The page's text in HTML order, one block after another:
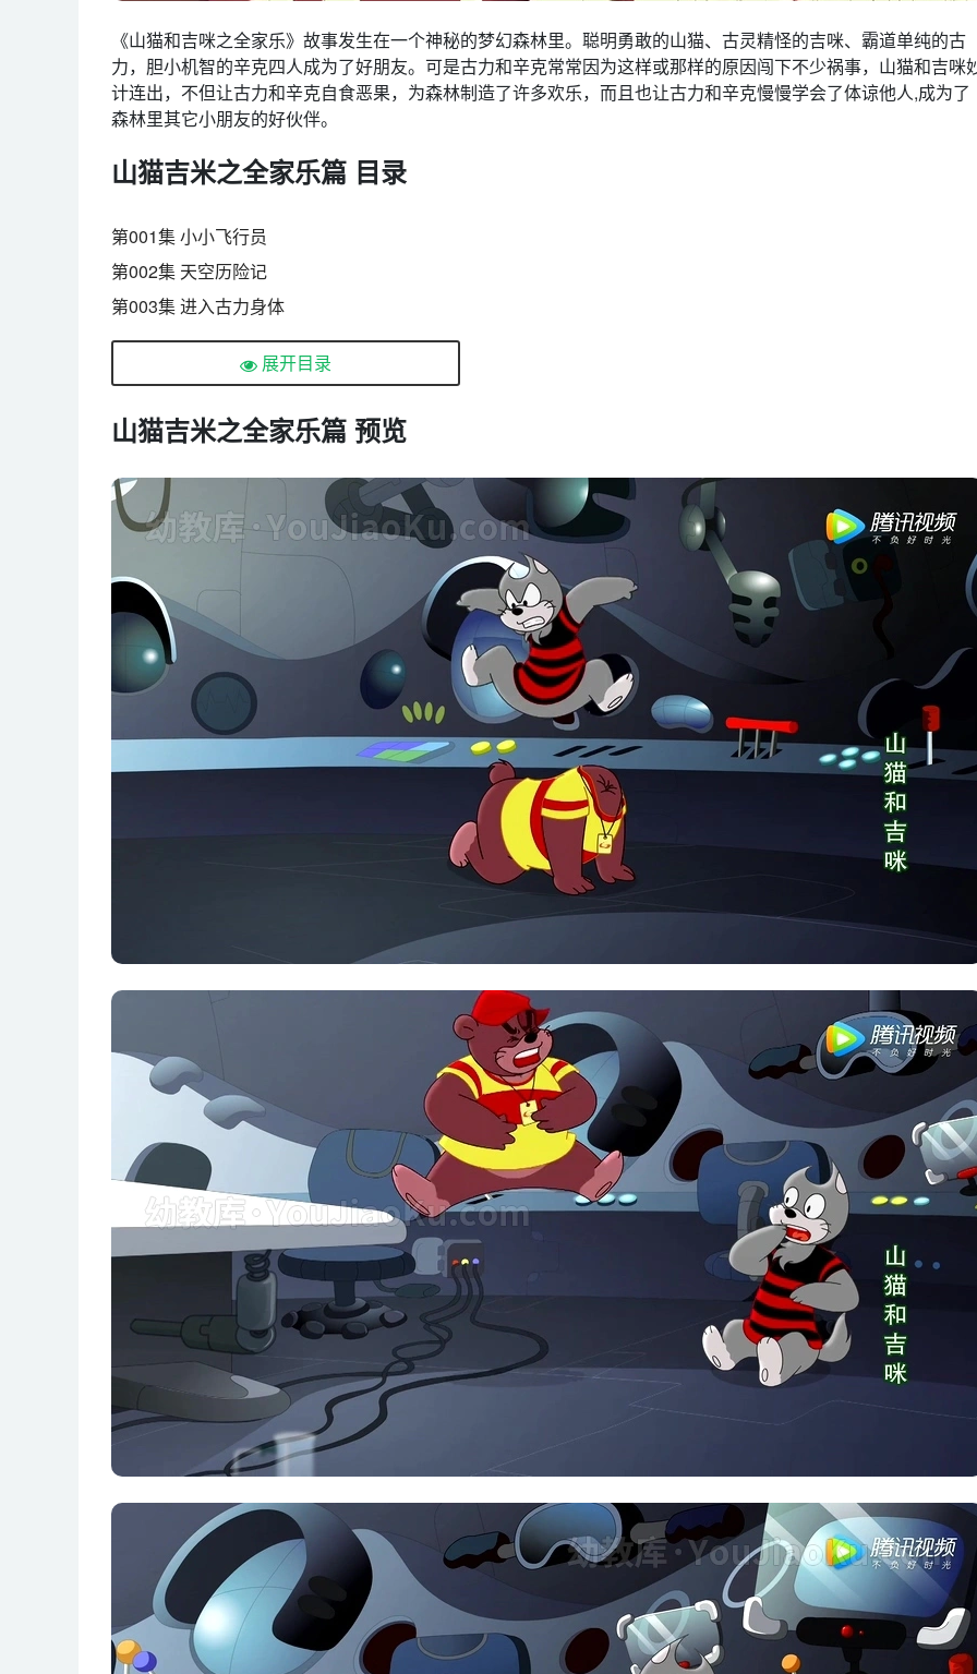
《山猫和吉咪之全家乐》故事发生在一个神秘的梦幻森林里。聪明勇敢的山猫、古灵精怪的吉咪、霸道单纯的古
力，胆小机智的辛克四人成为了好朋友。可是古力和辛克常常因为这样或那样的原因闯下不少祸事，山猫和吉咪
计连出，不但让古力和辛克自食恶果，为森林制造了许多欢乐，而且也让古力和辛克慢慢学会了体谅他人,成为了
森林里其它小朋友的好伙伴。
山猫吉米之全家乐篇 目录
第001集 小小飞行员
第002集 天空历险记
第003集 进入古力身体
第004集 胃里的战争
第005集 细菌大战
第007集 善良的怪物
第008集 怪物的故乡
第009集 被污染的大海
第010集 海的声音
第011集 果园的新主人
第012集 吝啬的平叔叔
第013集 海螺里的海星
第014集 跳舞的吉咪
第015集 猪丽叶与罗密熊
第022集 任性的公主
第023集 外星来的孩子
第025集 游乐园冒险
第026集 幽灵屋
第027集 愤怒的犀牛
第028集 可爱的泡泡龙
第029集 骗人的魔术师
第030集 魔力萝卜
第031集 垃圾怎么办
第032集 垃圾机器人
第033集 山猫吉咪吃闸蟹
第034集 复仇的蟹王
第035集 吃不完的冰激凌
第036集 夏天好热呀
第038集 去火星的吉咪
第039集 吉咪的火星旅行
第040集 蛋糕草
第041集 南瓜头盔
第042集 南瓜少年
展开目录
山猫吉米之全家乐篇 预览